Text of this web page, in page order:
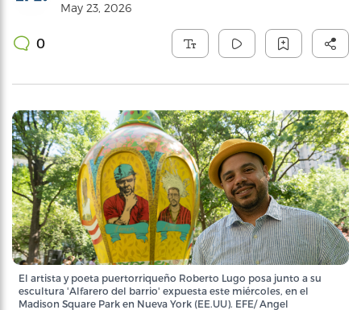
May 23, 2026
0
El artista y poeta puertorriqueño Roberto Lugo posa junto a su
escultura 'Alfarero del barrio' expuesta este miércoles, en el
Madison Square Park en Nueva York (EE.UU). EFE/ Angel